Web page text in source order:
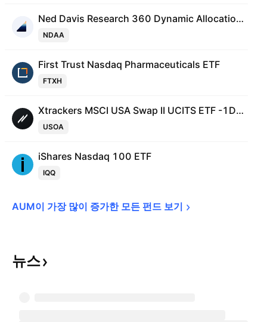
Ned Davis Research 360 Dynamic Allocation ETF
NDAA
First Trust Nasdaq Pharmaceuticals ETF
FTXH
Xtrackers MSCI USA Swap II UCITS ETF -1D- USD
USOA
iShares Nasdaq 100 ETF
IQQ
AUM이 가장 많이 증가한 모든 펀드 보기
뉴스